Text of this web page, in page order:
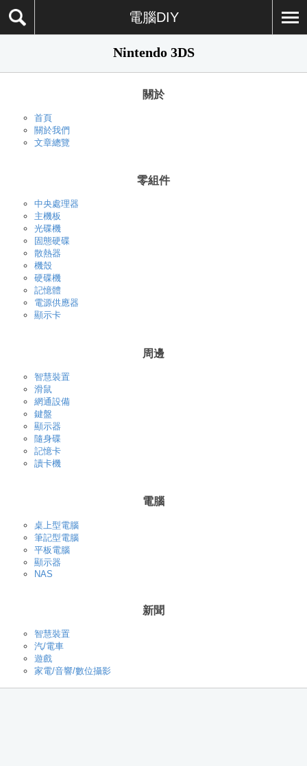
電腦DIY
Nintendo 3DS
關於
首頁
關於我們
文章總覽
零組件
中央處理器
主機板
光碟機
固態硬碟
散熱器
機殼
硬碟機
記憶體
電源供應器
顯示卡
周邊
智慧裝置
滑鼠
網通設備
鍵盤
顯示器
隨身碟
記憶卡
讀卡機
電腦
桌上型電腦
筆記型電腦
平板電腦
顯示器
NAS
新聞
智慧裝置
汽/電車
遊戲
家電/音響/數位攝影